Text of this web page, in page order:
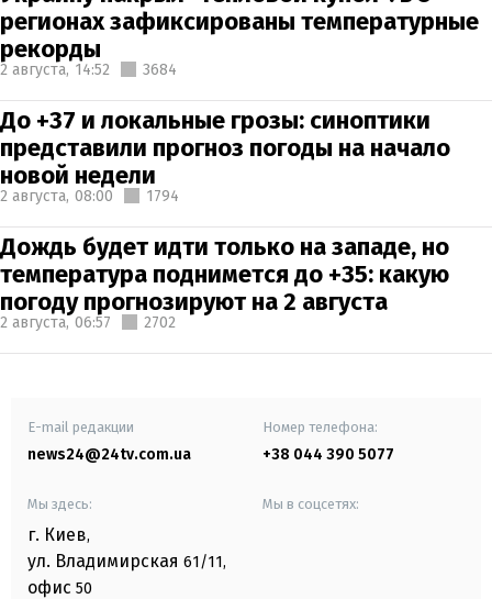
регионах зафиксированы температурные
рекорды
2 августа, 14:52 3684
До +37 и локальные грозы: синоптики
представили прогноз погоды на начало
новой недели
2 августа, 08:00 1794
Дождь будет идти только на западе, но
температура поднимется до +35: какую
погоду прогнозируют на 2 августа
2 августа, 06:57 2702
E-mail редакции
news24@24tv.com.ua
Номер телефона:
+38 044 390 5077
Мы здесь:
г. Киев,
ул. Владимирская 61/11,
офис 50
Мы в соцсетях: